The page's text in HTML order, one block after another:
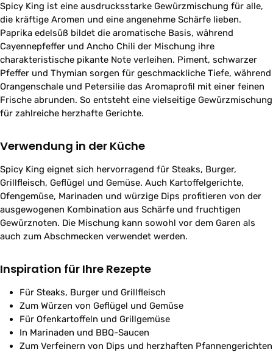
Spicy King ist eine ausdrucksstarke Gewürzmischung für alle,
die kräftige Aromen und eine angenehme Schärfe lieben.
Paprika edelsüß bildet die aromatische Basis, während
Cayennepfeffer und Ancho Chili der Mischung ihre
charakteristische pikante Note verleihen. Piment, schwarzer
Pfeffer und Thymian sorgen für geschmackliche Tiefe, während
Orangenschale und Petersilie das Aromaprofil mit einer feinen
Frische abrunden. So entsteht eine vielseitige Gewürzmischung
für zahlreiche herzhafte Gerichte.
Verwendung in der Küche
Spicy King eignet sich hervorragend für Steaks, Burger,
Grillfleisch, Geflügel und Gemüse. Auch Kartoffelgerichte,
Ofengemüse, Marinaden und würzige Dips profitieren von der
ausgewogenen Kombination aus Schärfe und fruchtigen
Gewürznoten. Die Mischung kann sowohl vor dem Garen als
auch zum Abschmecken verwendet werden.
Inspiration für Ihre Rezepte
Für Steaks, Burger und Grillfleisch
Zum Würzen von Geflügel und Gemüse
Für Ofenkartoffeln und Grillgemüse
In Marinaden und BBQ-Saucen
Zum Verfeinern von Dips und herzhaften Pfannengerichten